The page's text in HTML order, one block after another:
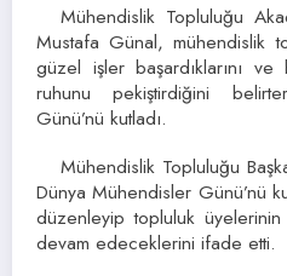
Mühendislik Topluluğu
Mustafa Günal, mühendislik
güzel işler başardıklarını
ruhunu pekiştirdiğini
Günü’nü kutladı.
Mühendislik Topluluğu
Dünya Mühendisler Günü’nü
düzenleyip topluluk üyelerinin
devam edeceklerini ifade etti.